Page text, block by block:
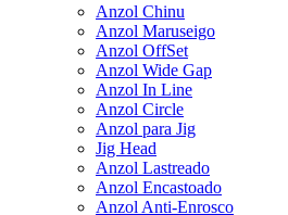
Anzol Chinu
Anzol Maruseigo
Anzol OffSet
Anzol Wide Gap
Anzol In Line
Anzol Circle
Anzol para Jig
Jig Head
Anzol Lastreado
Anzol Encastoado
Anzol Anti-Enrosco